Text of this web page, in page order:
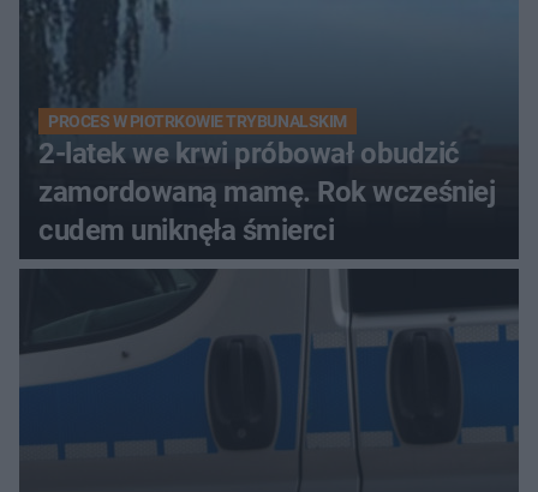
PROCES W PIOTRKOWIE TRYBUNALSKIM
2-latek we krwi próbował obudzić
zamordowaną mamę. Rok wcześniej
cudem uniknęła śmierci